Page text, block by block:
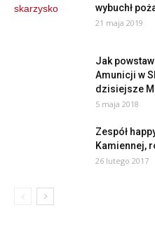
wybuchł
21 maja 2019
Jak
Amunicji w
dzisiejsze
5 maja 2018
Zespół
Kamiennej,
26 lutego 2017